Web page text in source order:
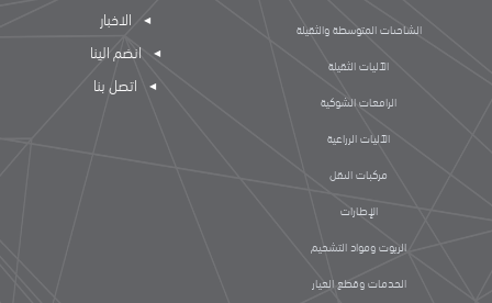
الشاحنات المتوسطة والثقيلة
الآليات الثقيلة
الرافعات الشوكية
الآليات الزراعية
مركبات النقل
الإطارات
الزيوت ومواد التشحيم
الخدمات وقطع الغيار
الاخبار
انضم الينا
اتصل بنا